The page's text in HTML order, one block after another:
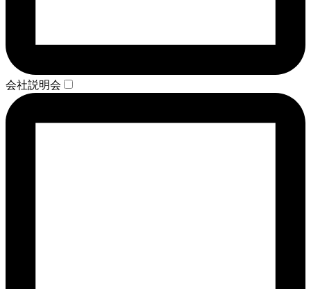
会社説明会